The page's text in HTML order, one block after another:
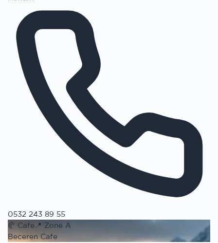
0532 243 89 55
🥐 Cafe 📍 Zone A
Beceren Cafe